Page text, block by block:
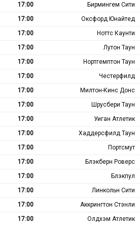
17:00
Бирмингем Сити
17:00
Оксфорд Юнайтед
17:00
Ноттс Каунти
17:00
Лутон Таун
17:00
Нортгемптон Таун
17:00
Честерфилд
17:00
Милтон-Кинс Донс
17:00
Шрусбери Таун
17:00
Уиган Атлетик
17:00
Хаддерсфилд Таун
17:00
Портсмут
17:00
Блэкберн Роверс
17:00
Блэкпул
17:00
Линкольн Сити
17:00
Аккрингтон Стэнли
17:00
Олдхэм Атлетик